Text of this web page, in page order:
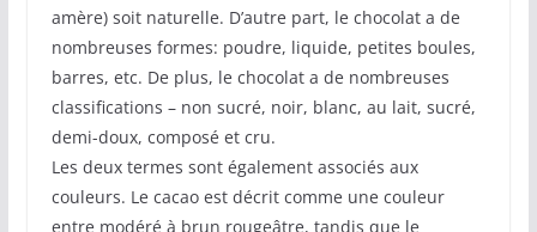
amère) soit naturelle. D’autre part, le chocolat a de
nombreuses formes: poudre, liquide, petites boules,
barres, etc. De plus, le chocolat a de nombreuses
classifications – non sucré, noir, blanc, au lait, sucré,
demi-doux, composé et cru.
Les deux termes sont également associés aux
couleurs. Le cacao est décrit comme une couleur
entre modéré à brun rougeâtre, tandis que le